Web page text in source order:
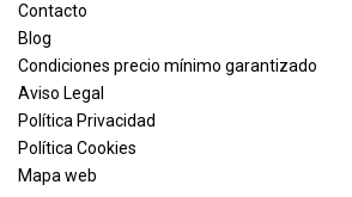
Contacto
Blog
Condiciones precio mínimo garantizado
Aviso Legal
Política Privacidad
Política Cookies
Mapa web